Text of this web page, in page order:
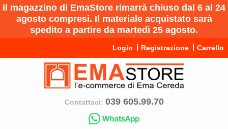
Il magazzino di EmaStore rimarrà chiuso dal 6 al 24
agosto compresi. Il materiale acquistato sarà
spedito a partire da martedì 25 agosto.
Login Registrazione Carrello
Contattaci: 039 605.99.70